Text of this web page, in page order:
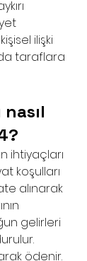
ilişki
taraflara
ihtiyaçları
koşulları
alınarak
gelirleri
ödenir.